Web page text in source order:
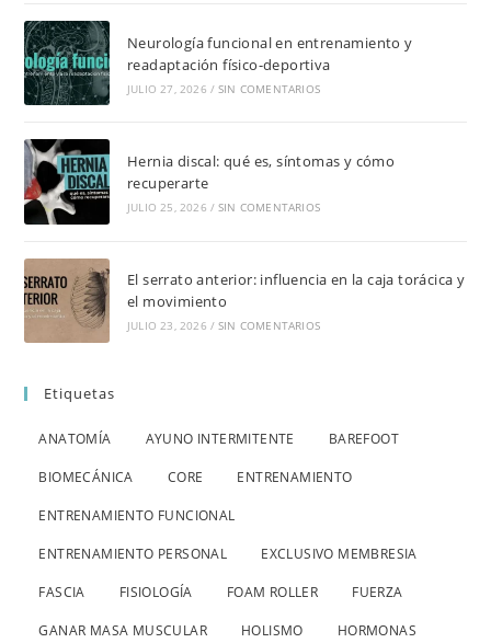
Neurología funcional en entrenamiento y
readaptación físico-deportiva
JULIO 27, 2026 / SIN COMENTARIOS
Hernia discal: qué es, síntomas y cómo
recuperarte
JULIO 25, 2026 / SIN COMENTARIOS
El serrato anterior: influencia en la caja torácica y
el movimiento
JULIO 23, 2026 / SIN COMENTARIOS
Etiquetas
ANATOMÍA AYUNO INTERMITENTE BAREFOOT
BIOMECÁNICA CORE ENTRENAMIENTO
ENTRENAMIENTO FUNCIONAL
ENTRENAMIENTO PERSONAL EXCLUSIVO MEMBRESIA
FASCIA FISIOLOGÍA FOAM ROLLER FUERZA
GANAR MASA MUSCULAR HOLISMO HORMONAS